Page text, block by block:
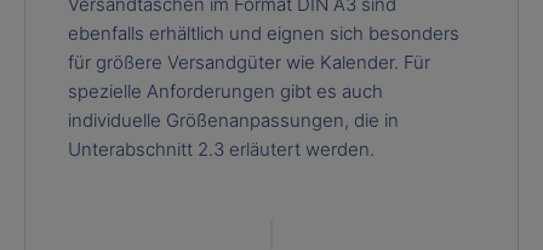
Versandtaschen im Format DIN A3 sind
ebenfalls erhältlich und eignen sich besonders
für größere Versandgüter wie Kalender. Für
spezielle Anforderungen gibt es auch
individuelle Größenanpassungen, die in
Unterabschnitt 2.3 erläutert werden.